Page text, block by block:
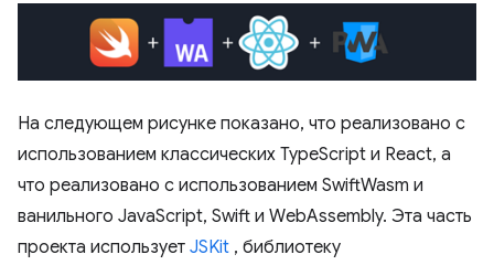
На следующем рисунке показано, что реализовано с
использованием классических TypeScript и React, а
что реализовано с использованием SwiftWasm и
ванильного JavaScript, Swift и WebAssembly. Эта часть
проекта использует JSKit , библиотеку